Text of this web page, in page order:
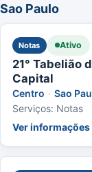
Sao Paulo
Notas Ativo
21° Tabelião
Capital
Centro · Sao
Serviços: Notas
Ver